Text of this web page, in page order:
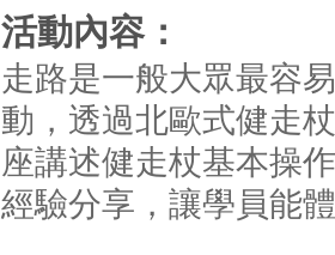
活動內容：
走路是一般大眾最容
動，透過北歐式健走
座講述健走杖基本操
經驗分享，讓學員能